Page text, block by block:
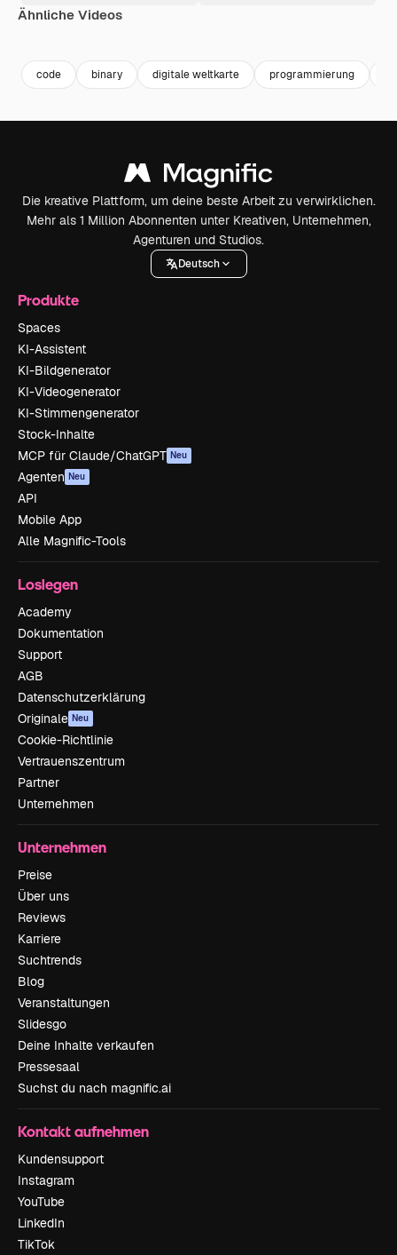
Ähnliche Videos
code binary digitale weltkarte programmierung
Die kreative Plattform, um deine beste Arbeit zu verwirklichen.
Mehr als 1 Million Abonnenten unter Kreativen, Unternehmen,
Agenturen und Studios.
Deutsch
Produkte
Spaces
KI-Assistent
KI-Bildgenerator
KI-Videogenerator
KI-Stimmengenerator
Stock-Inhalte
MCP für Claude/ChatGPT Neu
Agenten Neu
API
Mobile App
Alle Magnific-Tools
Loslegen
Academy
Dokumentation
Support
AGB
Datenschutzerklärung
Originale Neu
Cookie-Richtlinie
Vertrauenszentrum
Partner
Unternehmen
Unternehmen
Preise
Über uns
Reviews
Karriere
Suchtrends
Blog
Veranstaltungen
Slidesgo
Deine Inhalte verkaufen
Pressesaal
Suchst du nach magnific.ai
Kontakt aufnehmen
Kundensupport
Instagram
YouTube
LinkedIn
TikTok